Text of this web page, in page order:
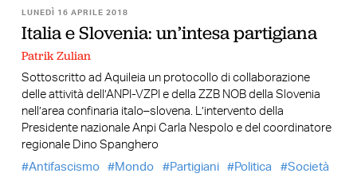
LUNEDÌ 16 APRILE 2018
Italia e Slovenia: un’intesa partigiana
Patrik Zulian
Sottoscritto ad Aquileia un protocollo di collaborazione
delle attività dell’ANPI-VZPI e della ZZB NOB della Slovenia
nell’area confinaria italo–slovena. L’intervento della
Presidente nazionale Anpi Carla Nespolo e del coordinatore
regionale Dino Spanghero
Antifascismo
Mondo Partigiani Politica Società